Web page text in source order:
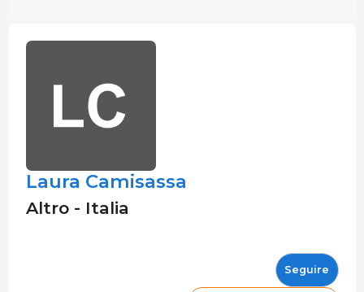
Laura Camisassa
Altro - Italia
Seguire